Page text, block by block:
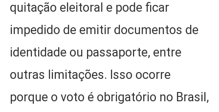
quitação eleitoral e pode ficar
impedido de emitir documentos de
identidade ou passaporte, entre
outras limitações. Isso ocorre
porque o voto é obrigatório no Brasil,